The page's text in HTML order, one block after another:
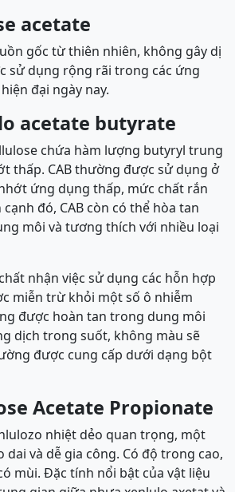
acetate
gốc từ thiên nhiên, không gây dị
sử dụng rộng rãi trong các ứng
đại ngày nay.
acetate butyrate
chứa hàm lượng butyryl trung
thấp. CAB thường được sử dụng ở
ứng dụng thấp, mức chất rắn
đó, CAB còn có thể hòa tan
môi và tương thích với nhiều loại
nhận việc sử dụng các hỗn hợp
miễn trừ khỏi một số ô nhiễm
được hoàn tan trong dung môi
dịch trong suốt, không màu sẽ
được cung cấp dưới dạng bột
Acetate Propionate
nhiệt dẻo quan trọng, một
dai và dễ gia công. Có độ trong cao,
mùi. Đặc tính nổi bật của vật liệu